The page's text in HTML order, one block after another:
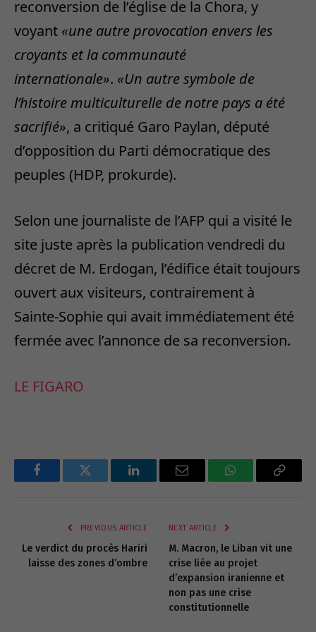
reconversion de l’église de la Chora, y
voyant «une autre provocation envers les
croyants et la communauté
internationale». «Un autre symbole de
l’histoire multiculturelle de notre pays a été
sacrifié», a critiqué Garo Paylan, député
d’opposition du Parti démocratique des
peuples (HDP, prokurde).
Selon une journaliste de l’AFP qui a visité le
site juste après la publication vendredi du
décret de M. Erdogan, l’édifice était toujours
ouvert aux visiteurs, contrairement à
Sainte-Sophie qui avait immédiatement été
fermée avec l’annonce de sa reconversion.
LE FIGARO
FacebookTwitter LinkedInEmail WhatsAppCopy
PREVIOUS ARTICLE
Le verdict du procès Hariri
laisse des zones d’ombre
NEXT ARTICLE
M. Macron, le Liban vit une
crise liée au projet
d’expansion iranienne et
non pas une crise
constitutionnelle